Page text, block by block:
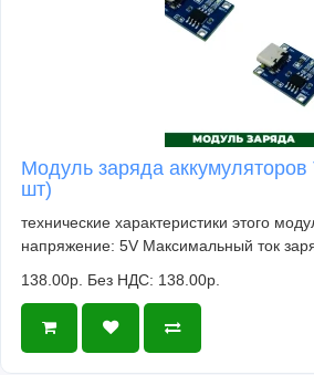
Модуль заряда
шт)
технические характеристики этого
напряжение: 5V Максимальный ток
138.00р. Без НДС: 138.00р.